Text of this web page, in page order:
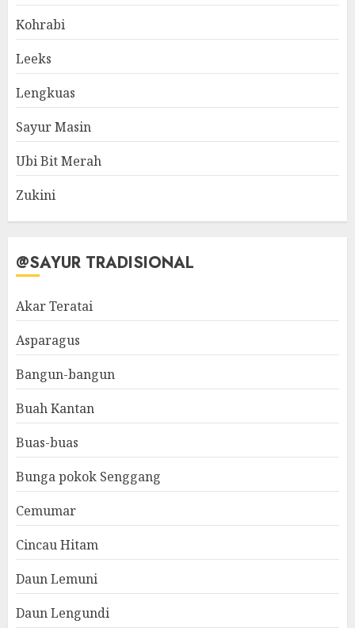
Kohrabi
Leeks
Lengkuas
Sayur Masin
Ubi Bit Merah
Zukini
@SAYUR TRADISIONAL
Akar Teratai
Asparagus
Bangun-bangun
Buah Kantan
Buas-buas
Bunga pokok Senggang
Cemumar
Cincau Hitam
Daun Lemuni
Daun Lengundi